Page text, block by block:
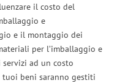
il costo del
e
e il montaggio dei
per l’imballaggio e
ad un costo
tuoi beni saranno gestiti